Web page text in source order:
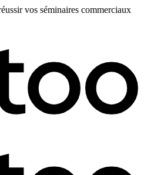
vos séminaires commerciaux